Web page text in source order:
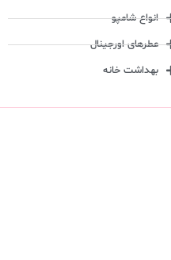
انواع شامپو
عطرهای اورجینال
بهداشت خانه